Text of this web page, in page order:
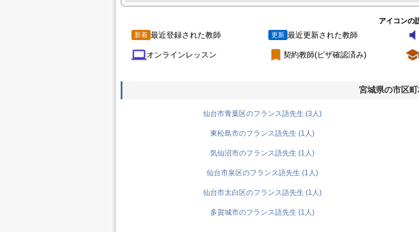
アイコンの
新着 最近登録された教師 更新 最近更新された教師 volume_mute
computerオンラインレッスン turned_in 契約教師(ビザ確認済み) school
宮城県の市区
仙台市青葉区のフランス語先生 (3人)
東松島市のフランス語先生 (1人)
気仙沼市のフランス語先生 (1人)
仙台市泉区のフランス語先生 (1人)
仙台市太白区のフランス語先生 (1人)
多賀城市のフランス語先生 (1人)